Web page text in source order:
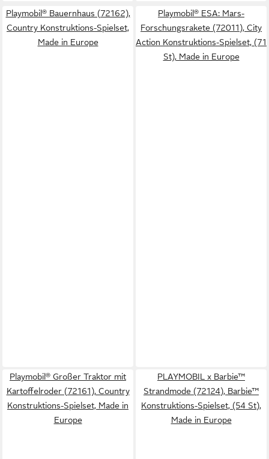
Playmobil® Bauernhaus (72162),
Country Konstruktions-Spielset,
Made in Europe
Playmobil® ESA: Mars-
Forschungsrakete (72011), City
Action Konstruktions-Spielset, (71
St), Made in Europe
Playmobil® Großer Traktor mit
Kartoffelroder (72161), Country
Konstruktions-Spielset, Made in
Europe
PLAYMOBIL x Barbie™
Strandmode (72124), Barbie™
Konstruktions-Spielset, (54 St),
Made in Europe